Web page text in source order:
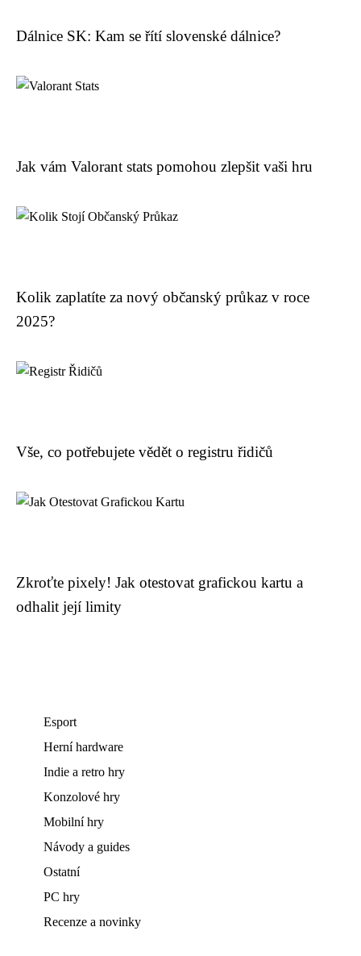
Dálnice SK: Kam se řítí slovenské dálnice?
Jak vám Valorant stats pomohou zlepšit vaši hru
Kolik zaplatíte za nový občanský průkaz v roce
2025?
Vše, co potřebujete vědět o registru řidičů
Zkroťte pixely! Jak otestovat grafickou kartu a
odhalit její limity
Esport
Herní hardware
Indie a retro hry
Konzolové hry
Mobilní hry
Návody a guides
Ostatní
PC hry
Recenze a novinky